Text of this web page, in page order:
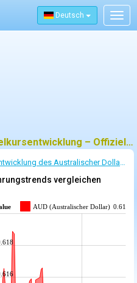
Deutsch
Australischer Dollar Wechselkursentwicklung – Offizielle EZB-Daten und Trends
des Australischer Dollar-Wechselkurses
vergleichen
AUD (Australischer Dollar) 0.61106